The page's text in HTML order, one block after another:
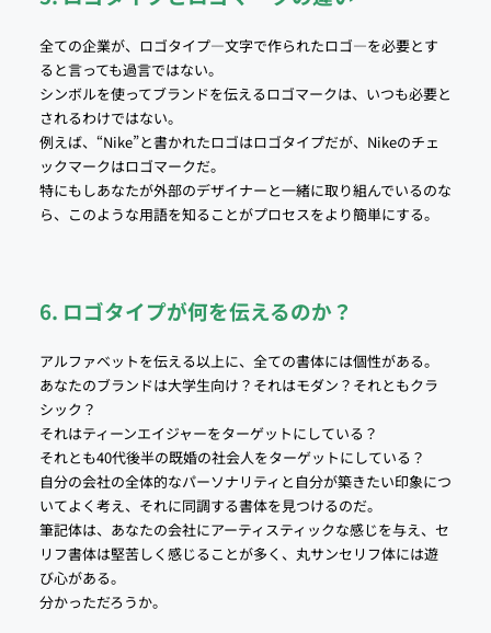
全ての企業が、ロゴタイプ―文字で作られたロゴ―を必要とす
ると言っても過言ではない。
シンボルを使ってブランドを伝えるロゴマークは、いつも必要と
されるわけではない。
例えば、“Nike”と書かれたロゴはロゴタイプだが、Nikeのチェ
ックマークはロゴマークだ。
特にもしあなたが外部のデザイナーと一緒に取り組んでいるのな
ら、このような用語を知ることがプロセスをより簡単にする。
6. ロゴタイプが何を伝えるのか？
アルファベットを伝える以上に、全ての書体には個性がある。
あなたのブランドは大学生向け？それはモダン？それともクラ
シック？
それはティーンエイジャーをターゲットにしている？
それとも40代後半の既婚の社会人をターゲットにしている？
自分の会社の全体的なパーソナリティと自分が築きたい印象につ
いてよく考え、それに同調する書体を見つけるのだ。
筆記体は、あなたの会社にアーティスティックな感じを与え、セ
リフ書体は堅苦しく感じることが多く、丸サンセリフ体には遊
び心がある。
分かっただろうか。